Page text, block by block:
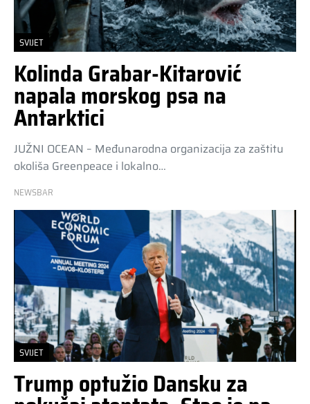
SVIJET
Kolinda Grabar-Kitarović
napala morskog psa na
Antarktici
JUŽNI OCEAN – Međunarodna organizacija za zaštitu
okoliša Greenpeace i lokalno…
NEWSBAR
SVIJET
Trump optužio Dansku za